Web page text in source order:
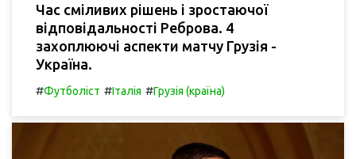
Час сміливих рішень і зростаючої
відповідальності Реброва. 4
захоплюючі аспекти матчу Грузія -
Україна.
#Футболіст #Італія #Грузія (країна)